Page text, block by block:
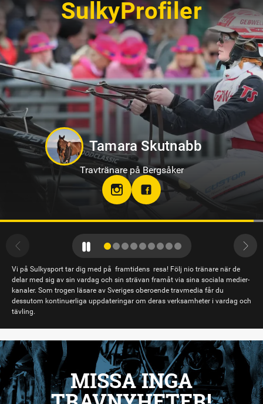
SulkyProfiler
Oskar Kylin Blom
Travtränare på Gävletravet
Vi på Sulkysport tar dig med på framtidens resa! Följ nio tränare när de
delar med sig av sin vardag och sin strävan framåt via sina sociala medier-
kanaler. Som trogen läsare av Sveriges oberoende travmedia får du
dessutom kontinuerliga uppdateringar om deras verksamheter i vardag och
tävling.
MISSA INGA